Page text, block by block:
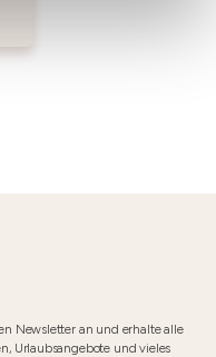
Newsletter an und erhalte alle
Urlaubsangebote und vieles